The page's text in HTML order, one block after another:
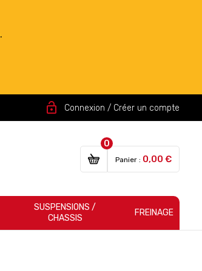
.
lock_open Connexion / Créer un compte
0
Panier : 0,00 €
SUSPENSIONS /
CHASSIS
FREINAGE